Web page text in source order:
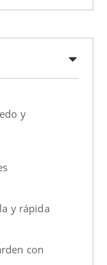
y
y rápida
con